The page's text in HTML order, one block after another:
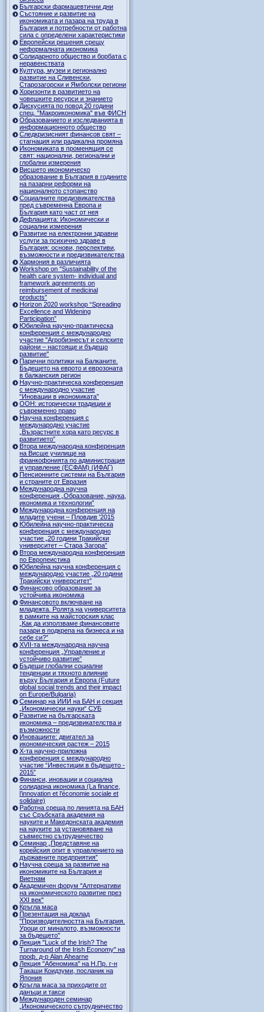
Български фармацевтични дни
Състояние и развитие на
икономиката и пазара на труда в
България и потребности от работна
сила с определени характеристики
Европейски решения срещу
неформалната икономика
Солидарното общество и борбата с
неравенствата
Култура, музеи и регионално
развитие на Сливенски,
Старозагорски и Ямболски региони
Хоризонти в развитието на
човешките ресурси и знанието
Дискусията по повод 20 години
спец. "Макроикономика" във ФИСН
Образованието и изследванията в
информационното общество
Следкризисният финансов свят –
стагнация или радикална промяна
Икономиката в променящия се
свят: национални, регионални и
глобални измерения
Висшето икономическо
образование в България в годините
на пазарни реформи на
националното стопанство
Социалните предизвикателства
пред съвременна Европа и
България като част от нея
Дефлацията: Икономически и
социални измерения
Развитие на електронни здравни
услуги за психично здраве в
България: основи, перспективи,
възможности и предизвикателства
Хармония в различията
Workshop on "Sustainability of the
health care system- individual and
framework agreements on
reimbursement of medicinal
products”
Horizon 2020 workshop “Spreading
Excellence and Widening
Participation”
Юбилейна научно-практическа
конференция с международно
участие "Агробизнесът и селските
райони – настояще и бъдещо
развитие"
Парични политики на Балканите.
Бъдещето на еврото и еврозоната
в балканския регион
Научно-практическа конференция
с международно участие
“Иновации в икономиката”
ООН: исторически традиции и
съвременно право
Научна конференция с
международно участие
„Възрастните хора като ресурс в
развитието”
Втора международна конференция
на Висше училище на
франкофонията по администрация
и управление (ЕСФАМ) (ИФАГ)
Пенсионните системи на България
и страните от Евразия
Международна научна
конференция „Образование, наука,
икономика и технологии”
Международна конференция на
младите учени – Пловдив '2015
Юбилейна научно-практическа
конференция с международно
участие „20 години Тракийски
университет – Стара Загора”
Втора международна конференция
по Европеистика
Юбилейна научна конференция с
международно участие „20 години
Тракийски университет”
Финансово образование за
устойчива икономика
Финансовото включване на
младежта. Ролята на университета
в рамките на майсторския клас
„Как да използваме финансовите
пазари в подкрепа на бизнеса и на
себе си?”
XVII-та международна научна
конференция „Управление и
устойчиво развитие”
Бъдещи глобални социални
тенденции и тяхното влияние
върху България и Европа (Future
global social trends and their impact
on Europe/Bulgaria)
Семинар на ИИИ на БАН и секция
„Икономически науки“ СУБ
Развитие на българската
икономика – предизвикателства и
възможности
Иновациите: двигател за
икономическия растеж – 2015
Х-та научно-приложна
конференция с международно
участие “Инвестиции в бъдещето -
2015”
Финанси, иновации и социална
солидарна икономика (La finance,
l’innovation et l’économie sociale et
solidaire)
Работна среща по линията на БАН
със Сръбската академия на
науките и Македонската академия
на науките за установяване на
съвместно сътрудничество
Семинар „Представяне на
корейския опит в управлението на
държавните предприятия”
Научна среща за развитие на
икономиките на България и
Виетнам
Академичен форум "Алтернативи
на икономическото развитие през
XXI век"
Кръгла маса
Презентация на доклад
"Производителността на България.
Уроци от миналото, възможности
за бъдещето"
Лекция "Luck of the Irish? The
Turnaround of the Irish Economy" на
проф. д-р Alan Ahearne
Лекция "Абеномика" на Н.Пр. г-н
Такаши Коидзуми, посланик на
Япония
Кръгла маса за приходите от
данъци и такси
Международен семинар
„Икономическото сътрудничество